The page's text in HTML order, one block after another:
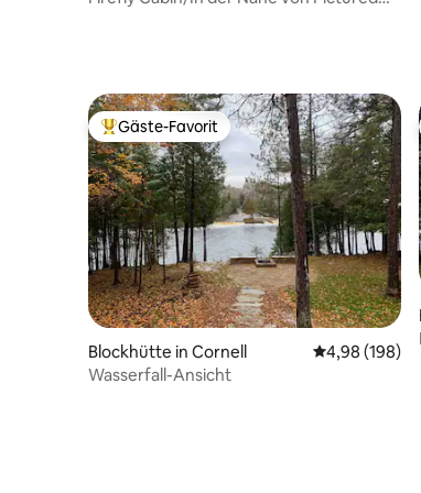
Beliebter Gäste-Favorit.
Gäste-Favorit
Blockhütte in Cornell
4,98 (198)
Wasserfall-Ansicht